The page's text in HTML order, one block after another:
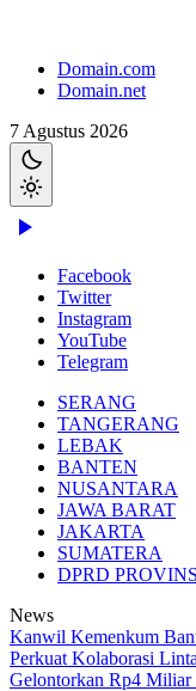
Domain.com
Domain.net
7 Agustus 2026
Facebook
Twitter
Instagram
YouTube
Telegram
SERANG
TANGERANG
LEBAK
BANTEN
NUSANTARA
JAWA BARAT
JAKARTA
SUMATERA
DPRD
News
Kanwil Kemenkum
Perkuat Kolaborasi
Gelontorkan Rp4